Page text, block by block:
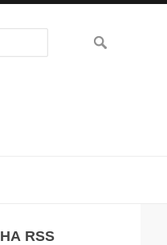
НА RSS